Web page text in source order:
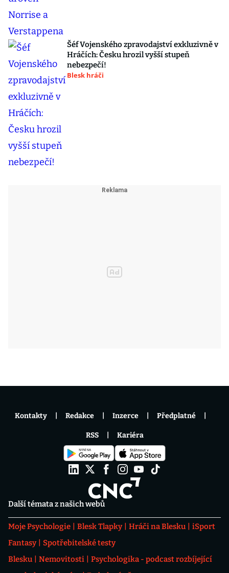
Šéf Vojenského zpravodajství exkluzivně v
Hráčích: Česku hrozil vyšší stupeň
nebezpečí!
Blesk hráči
Další témata z našich webů
Moje Psychologie Blesk Tlapky Hráči na Blesku
iSport
Fantasy
Spotřebitelské testy
Blesku
Nemovitosti
Psychologika - podcast rozbíjející
Kontakty Redakce Inzerce Předplatné
RSS Kariéra